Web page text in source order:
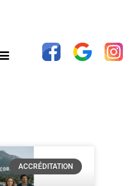
ACCRÉDITATION